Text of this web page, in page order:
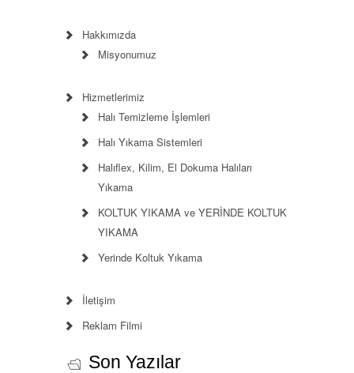
Hakkımızda
Misyonumuz
Hizmetlerimiz
Halı Temizleme İşlemleri
Halı Yıkama Sistemleri
Halıflex, Kilim, El Dokuma Halıları
Yıkama
KOLTUK YIKAMA ve YERİNDE KOLTUK
YIKAMA
Yerinde Koltuk Yıkama
İletişim
Reklam Filmi
Son Yazılar